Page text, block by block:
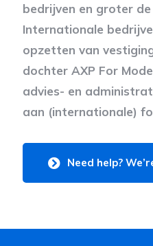
bedrijven en groter
Internationale
opzetten van
dochter AXP For
advies- en
aan (internationale)
Need help?